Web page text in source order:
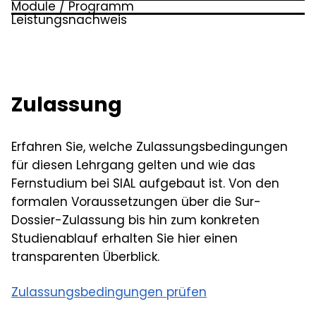
Module / Programm
Einführung
Vergangenheit und Zukunft
Menschenbilder, Arbeitswelten
Organisation
Organisationsbegriff, Strukturen,
Prozessorganisation, Kultur und Klima,
Paradoxien
Organisationsentwicklung
Akteure, Kommunikation, Ansätze, Evaluation
Leistungsnachweis
Zulassung
Erfahren Sie, welche Zulassungsbedingungen
für diesen Lehrgang gelten und wie das
Fernstudium bei SIAL aufgebaut ist. Von den
formalen Voraussetzungen über die Sur-
Dossier-Zulassung bis hin zum konkreten
Studienablauf erhalten Sie hier einen
transparenten Überblick.
Zulassungsbedingungen prüfen